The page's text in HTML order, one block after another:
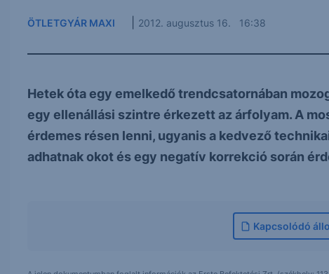
ÖTLETGYÁR MAXI 2012. augusztus 16. 16:38
Hetek óta egy emelkedő trendcsatornában
egy ellenállási szintre érkezett az árfolyam. A
érdemes résen lenni, ugyanis a kedvező
adhatnak okot és egy negatív korrekció során
Kapcsolódó